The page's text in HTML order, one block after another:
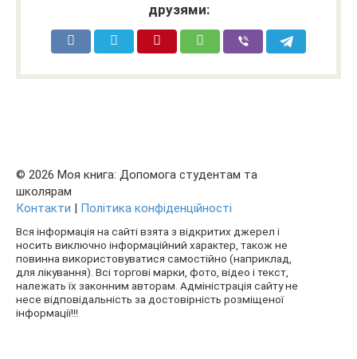
друзями:
© 2026 Моя книга: Допомога студентам та
школярам
Контакти | Політика конфіденційності
Вся інформація на сайті взята з відкритих джерел і
носить виключно інформаційний характер, також не
повинна використовуватися самостійно (наприклад,
для лікування). Всі торгові марки, фото, відео і текст,
належать їх законним авторам. Адміністрація сайту не
несе відповідальність за достовірність розміщеної
інформації!!!